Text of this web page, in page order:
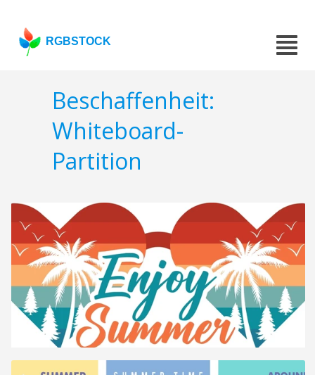
RGBSTOCK
Beschaffenheit:
Whiteboard-
Partition